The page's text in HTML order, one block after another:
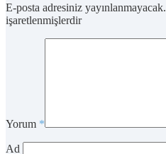
E-posta adresiniz yayınlanmayacak.
işaretlenmişlerdir
Yorum *
Ad